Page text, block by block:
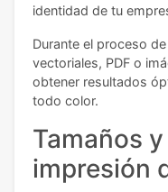
identidad de tu
Durante el proceso
vectoriales, PDF o
obtener resultados
todo color.
Tamaños
impresión